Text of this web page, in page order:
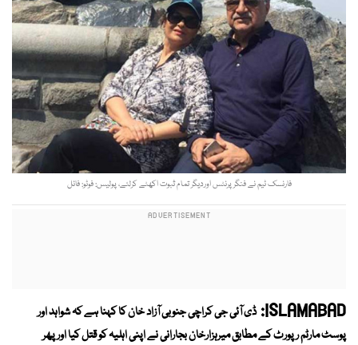
فارنسک ٹیم نے فنگرپرنٹس اوردیگر تمام ثبوت اکھٹے کرلئے، پولیس: فوٹو: فائل
ISLAMABAD: ڈی آئی جی کراچی جنوبی آزاد خان کا کہنا ہے کہ شواہد اور
پوسٹ مارٹم رپورٹ کے مطابق میرہزارخان بجارانی نے اپنی اہلیہ کو قتل کیا اور پھر